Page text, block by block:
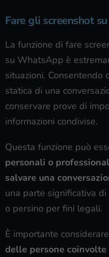
Fare gli screenshot
La funzione di fare
su WhatsApp è
situazioni. Consentendo
statica di una
conservare prove di
informazioni condivise.
Questa funzione può
personali o
salvare una
una parte significativa
o persino per fini legali.
È importante
delle persone coinvolte